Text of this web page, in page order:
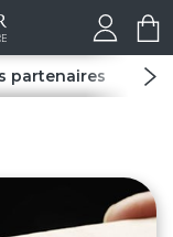
partenaires Spas